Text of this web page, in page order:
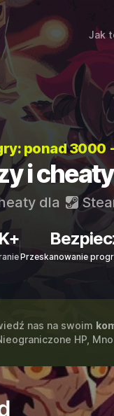
Jak
ponad 3000
i
dla
Przeskanowanie
nas na swoim
HP,